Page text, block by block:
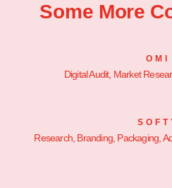
Some More
OMI
Digital Audit, Market
Research, Branding, Packaging,